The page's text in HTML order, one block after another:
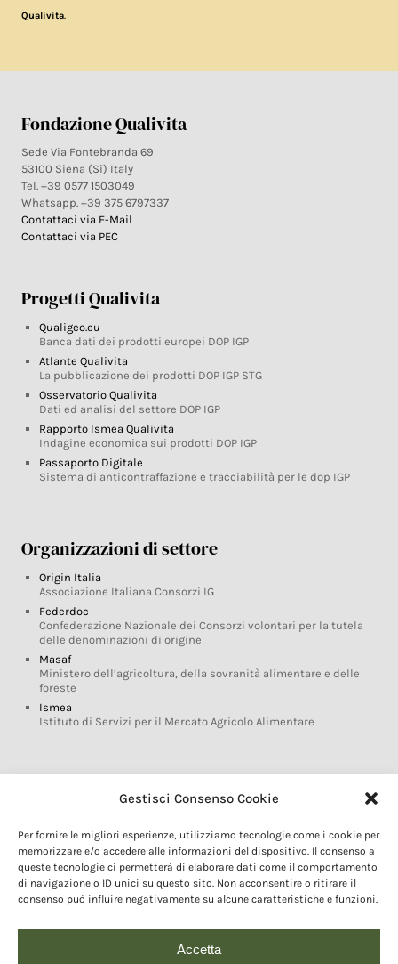
Gestisci Consenso Cookie
Per fornire le migliori esperienze, utilizziamo tecnologie come i cookie per
memorizzare e/o accedere alle informazioni del dispositivo. Il consenso a
queste tecnologie ci permetterà di elaborare dati come il comportamento
di navigazione o ID unici su questo sito. Non acconsentire o ritirare il
consenso può influire negativamente su alcune caratteristiche e funzioni.
Accetta
Qualivita.
Fondazione Qualivita
Sede Via Fontebranda 69
53100 Siena (Si) Italy
Tel. +39 0577 1503049
Whatsapp. +39 375 6797337
Contattaci via E-Mail
Contattaci via PEC
Progetti Qualivita
Qualigeo.eu
Banca dati dei prodotti europei DOP IGP
Atlante Qualivita
La pubblicazione dei prodotti DOP IGP STG
Osservatorio Qualivita
Dati ed analisi del settore DOP IGP
Rapporto Ismea Qualivita
Indagine economica sui prodotti DOP IGP
Passaporto Digitale
Sistema di anticontraffazione e tracciabilità per le dop IGP
Organizzazioni di settore
Origin Italia
Associazione Italiana Consorzi IG
Federdoc
Confederazione Nazionale dei Consorzi volontari per la tutela
delle denominazioni di origine
Masaf
Ministero dell’agricoltura, della sovranità alimentare e delle
foreste
Ismea
Istituto di Servizi per il Mercato Agricolo Alimentare
Glossario DOP IGP
Marchi DOP IGP
Normativa prodotti DOP IGP
Consorzi di Tutela
Farm To Fork e prodotti DOP IGP